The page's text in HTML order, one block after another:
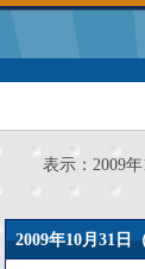
表示：2009年10
2009年10月31